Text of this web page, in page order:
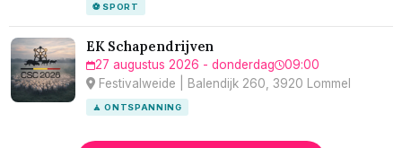
⚽ SPORT
EK Schapendrijven
27 augustus 2026 - donderdag
09:00
Festivalweide | Balendijk 260, 3920 Lommel
🧘 ONTSPANNING